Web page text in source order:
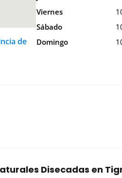
de
Viernes
Sábado
Domingo
Disecadas en